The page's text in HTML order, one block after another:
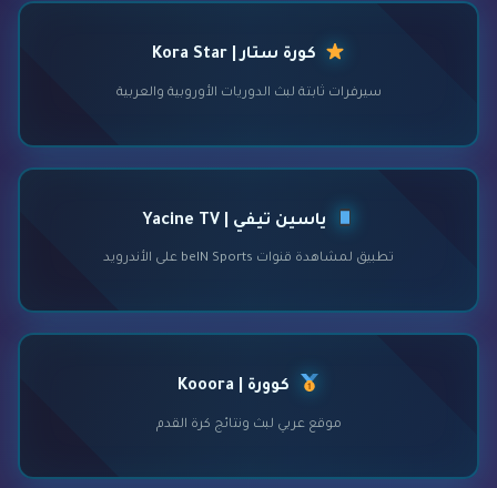
كورة ستار | Kora Star
سيرفرات ثابتة لبث الدوريات الأوروبية والعربية
ياسين تيفي | Yacine TV
تطبيق لمشاهدة قنوات beIN Sports على الأندرويد
كوورة | Kooora
موقع عربي لبث ونتائج كرة القدم